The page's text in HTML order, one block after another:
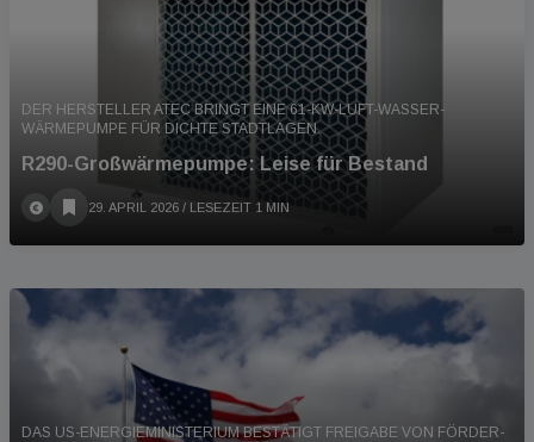
DER HERSTELLER ATEC BRINGT EINE 61-KW-LUFT-WASSER-
WÄRMEPUMPE FÜR DICHTE STADTLAGEN.
R290-Großwärmepumpe: Leise für Bestand
29. APRIL 2026 / LESEZEIT 1 MIN
DAS US-ENERGIEMINISTERIUM BESTÄTIGT FREIGABE VON FÖRDER-